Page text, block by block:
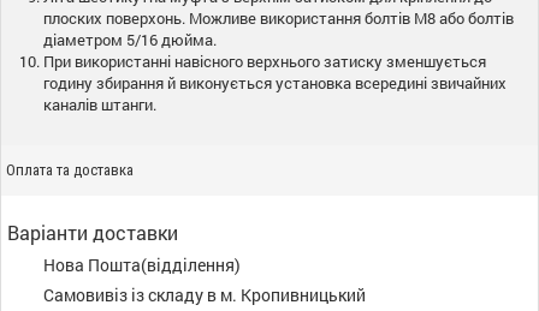
плоских поверхонь. Можливе використання болтів M8 або болтів
діаметром 5/16 дюйма.
При використанні навісного верхнього затиску зменшується
годину збирання й виконується установка всередині звичайних
каналів штанги.
Оплата та доставка
Варіанти доставки
Нова Пошта(відділення)
Самовивіз із складу в м. Кропивницький